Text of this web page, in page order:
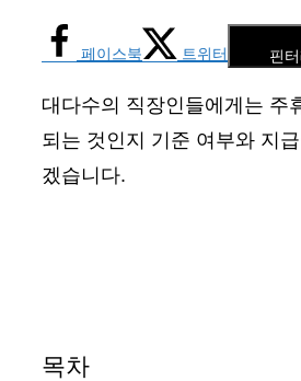
페이스북 트위터 핀
대다수의 직장인들에게는 주
되는 것인지 기준 여부와 지
겠습니다.
목차